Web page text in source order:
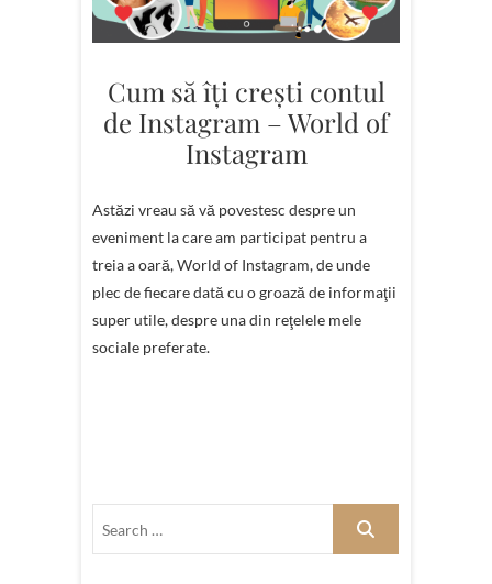
Cum să îţi creşti contul
de Instagram – World of
Instagram
Astăzi vreau să vă povestesc despre un
eveniment la care am participat pentru a
treia a oară, World of Instagram, de unde
plec de fiecare dată cu o groază de informaţii
super utile, despre una din reţelele mele
sociale preferate.